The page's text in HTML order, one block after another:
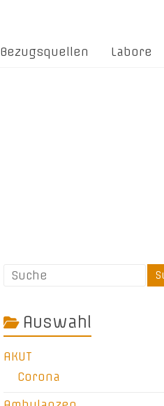
Bezugsquellen Labore
Auswahl
AKUT
Corona